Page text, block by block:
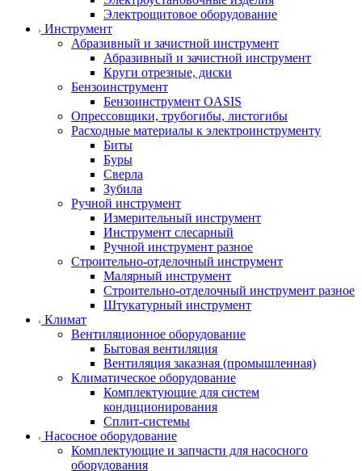
Электрощитовое оборудование
Инструмент
Абразивный и зачистной инструмент
Абразивный и зачистной инструмент
Круги отрезные, диски
Бензоинструмент
Бензоинструмент OASIS
Опрессовщики, трубогибы, листогибы
Расходные материалы к электроинструменту
Биты
Буры
Сверла
Зубила
Ручной инструмент
Измерительный инструмент
Инструмент слесарный
Ручной инструмент разное
Строительно-отделочный инструмент
Малярный инструмент
Строительно-отделочный инструмент разное
Штукатурный инструмент
Климат
Вентиляционное оборудование
Бытовая вентиляция
Вентиляция заказная (промышленная)
Климатическое оборудование
Комплектующие для систем
кондиционирования
Сплит-системы
Насосное оборудование
Комплектующие и запчасти для насосного
оборудования